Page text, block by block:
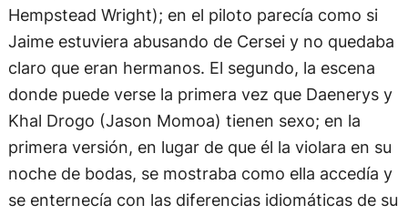
Hempstead Wright); en el piloto parecía como si
Jaime estuviera abusando de Cersei y no quedaba
claro que eran hermanos. El segundo, la escena
donde puede verse la primera vez que Daenerys y
Khal Drogo (Jason Momoa) tienen sexo; en la
primera versión, en lugar de que él la violara en su
noche de bodas, se mostraba como ella accedía y
se enternecía con las diferencias idiomáticas de su